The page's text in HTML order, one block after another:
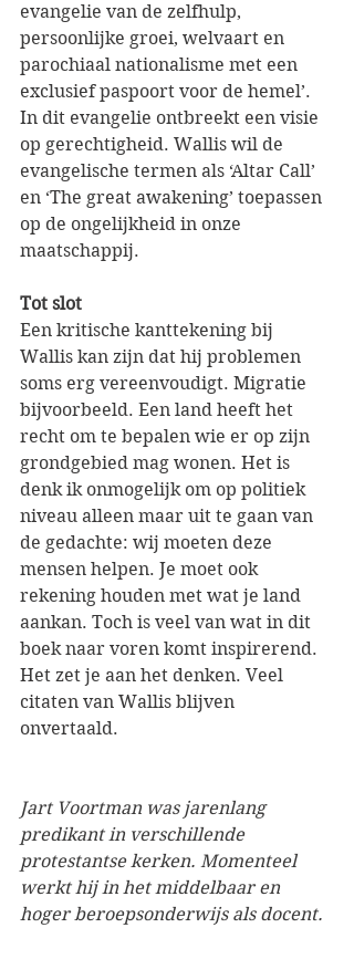
evangelie van de zelfhulp,
persoonlijke groei, welvaart en
parochiaal nationalisme met een
exclusief paspoort voor de hemel’.
In dit evangelie ontbreekt een visie
op gerechtigheid. Wallis wil de
evangelische termen als ‘Altar Call’
en ‘The great awakening’ toepassen
op de ongelijkheid in onze
maatschappij.
Tot slot
Een kritische kanttekening bij
Wallis kan zijn dat hij problemen
soms erg vereenvoudigt. Migratie
bijvoorbeeld. Een land heeft het
recht om te bepalen wie er op zijn
grondgebied mag wonen. Het is
denk ik onmogelijk om op politiek
niveau alleen maar uit te gaan van
de gedachte: wij moeten deze
mensen helpen. Je moet ook
rekening houden met wat je land
aankan. Toch is veel van wat in dit
boek naar voren komt inspirerend.
Het zet je aan het denken. Veel
citaten van Wallis blijven
onvertaald.
Jart Voortman was jarenlang
predikant in verschillende
protestantse kerken. Momenteel
werkt hij in het middelbaar en
hoger beroepsonderwijs als docent.